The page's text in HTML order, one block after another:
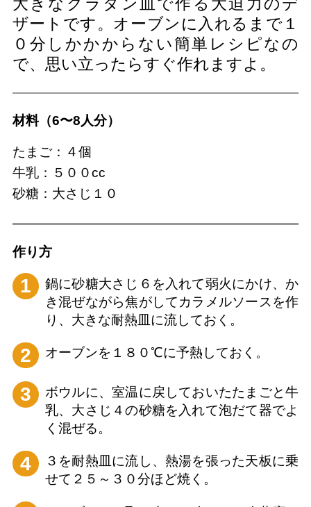
大きなグラタン皿で作る大迫力のデ
ザートです。オーブンに入れるまで１
０分しかかからない簡単レシピなの
で、思い立ったらすぐ作れますよ。
材料（6〜8人分）
たまご：４個
牛乳：５００cc
砂糖：大さじ１０
作り⽅
1
鍋に砂糖大さじ６を入れて弱火にかけ、か
き混ぜながら焦がしてカラメルソースを作
り、大きな耐熱皿に流しておく。
2 オーブンを１８０℃に予熱しておく。
3
ボウルに、室温に戻しておいたたまごと牛
乳、大さじ４の砂糖を入れて泡だて器でよ
く混ぜる。
4
３を耐熱皿に流し、熱湯を張った天板に乗
せて２５～３０分ほど焼く。